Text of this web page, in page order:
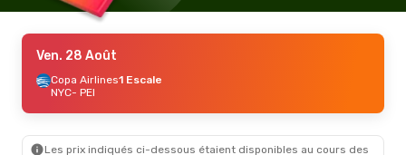
Ven. 28 Août
Copa Airlines1 Escale
NYC- PEI
Les prix indiqués ci-dessous étaient disponibles au cours des